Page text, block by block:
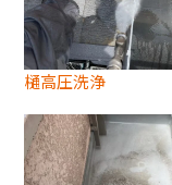
樋高圧洗浄